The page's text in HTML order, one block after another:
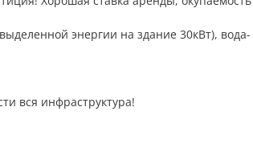
энергии на здание 30кВт), вода-
вся инфраструктура!